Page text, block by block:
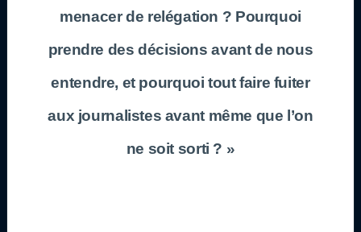
menacer de relégation ? Pourquoi
prendre des décisions avant de nous
entendre, et pourquoi tout faire fuiter
aux journalistes avant même que l’on
ne soit sorti ? »